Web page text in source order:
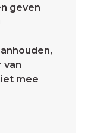
geven
van
mee